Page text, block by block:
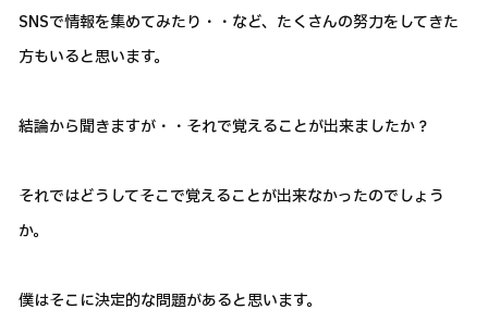
SNSで情報を集めてみたり・・など、たくさんの努力をしてきた
方もいると思います。
結論から聞きますが・・それで覚えることが出来ましたか？
それではどうしてそこで覚えることが出来なかったのでしょう
か。
僕はそこに決定的な問題があると思います。